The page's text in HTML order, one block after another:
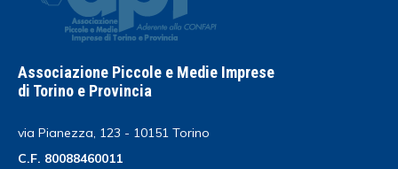
Associazione Piccole e Medie Imprese
di Torino e Provincia
via Pianezza, 123 - 10151 Torino
C.F. 80088460011